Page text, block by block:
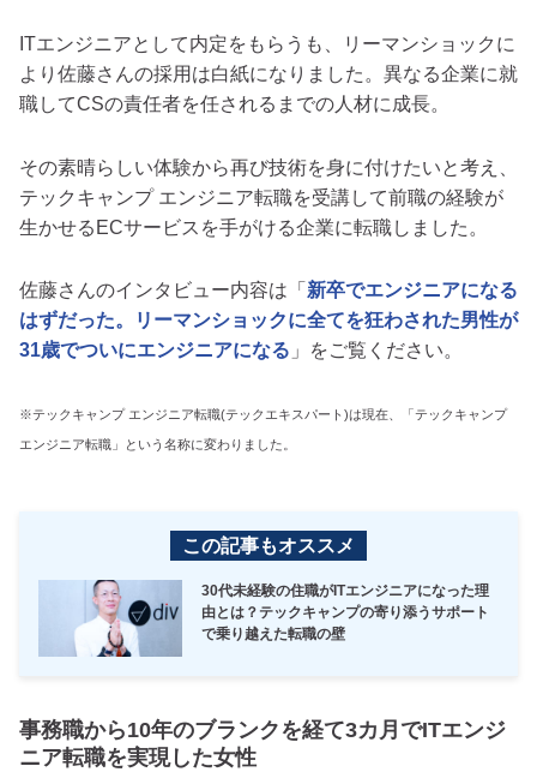
ITエンジニアとして内定をもらうも、リーマンショックに
より佐藤さんの採用は白紙になりました。異なる企業に就
職してCSの責任者を任されるまでの人材に成長。
その素晴らしい体験から再び技術を身に付けたいと考え、
テックキャンプ エンジニア転職を受講して前職の経験が
生かせるECサービスを手がける企業に転職しました。
佐藤さんのインタビュー内容は「 新卒でエンジニアになる
はずだった。リーマンショックに全てを狂わされた男性が
31歳でついにエンジニアになる 」をご覧ください。
※テックキャンプ エンジニア転職(テックエキスパート)は現在、「テックキャンプ
エンジニア転職」という名称に変わりました。
この記事もオススメ
30代未経験の住職がITエンジニアになった理
由とは？テックキャンプの寄り添うサポート
で乗り越えた転職の壁
事務職から10年のブランクを経て3カ月でITエンジ
ニア転職を実現した女性